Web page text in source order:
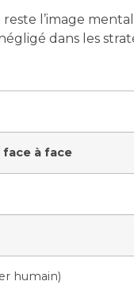
l’image
dans les
face à face
humain)